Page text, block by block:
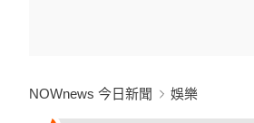
NOWnews 今日新聞 娛樂